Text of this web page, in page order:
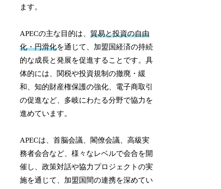
ます。
APECの主な目的は、貿易と投資の自由
化・円滑化を通じて、加盟国経済の持続
的な成長と発展を促進することです。具
体的には、関税や投資規制の撤廃・緩
和、知的財産権保護の強化、電子商取引
の促進など、多岐にわたる分野で協力を
進めています。
APECは、首脳会議、閣僚会議、高級実
務者会合など、様々なレベルで会合を開
催し、政策対話や協力プロジェクトの実
施を通じて、加盟国間の連携を深めてい